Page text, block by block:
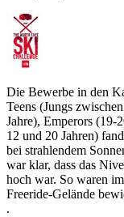
Die Bewerbe in den
Teens (Jungs
Jahre), Emperors (19-
12 und 20 Jahren)
bei strahlendem
war klar, dass das
hoch war. So waren
Freeride-Gelände
.